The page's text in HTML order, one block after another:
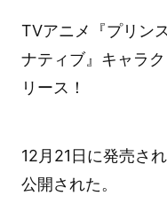
TVアニメ『プリン
ナティブ』キャラ
リース！
12月21日に発売さ
公開された。